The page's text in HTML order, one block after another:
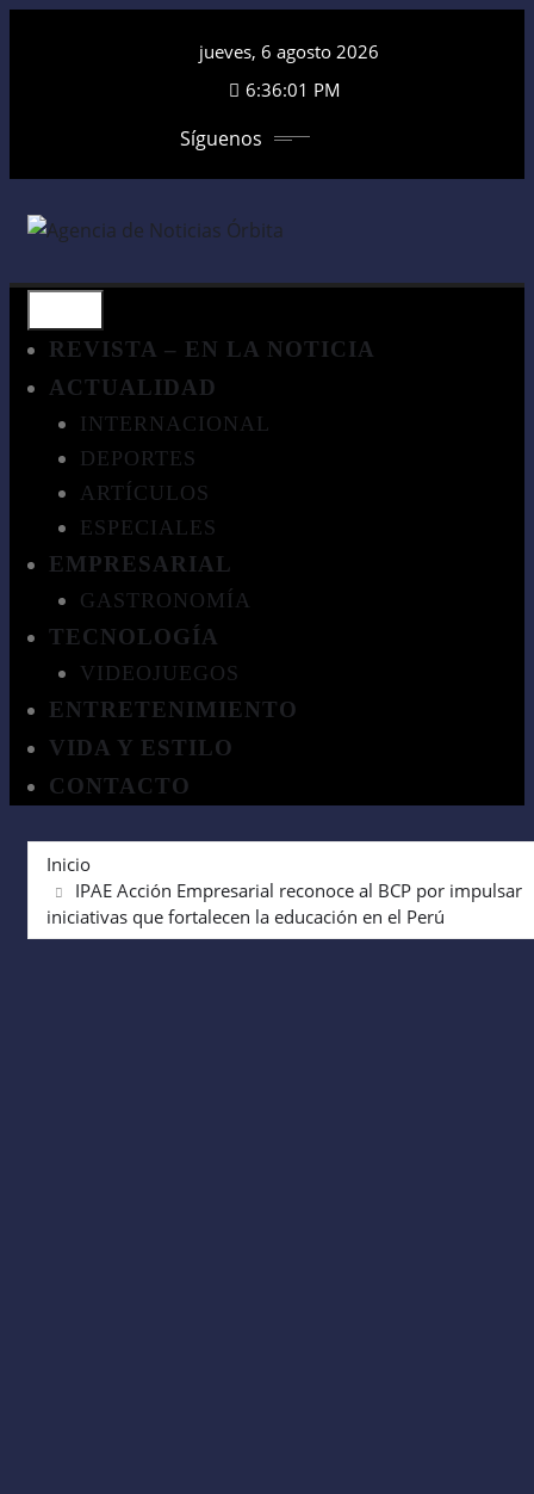
jueves, 6 agosto 2026
6:36:02 PM
Síguenos
REVISTA – EN LA NOTICIA
ACTUALIDAD
INTERNACIONAL
DEPORTES
ARTÍCULOS
ESPECIALES
EMPRESARIAL
GASTRONOMÍA
TECNOLOGÍA
VIDEOJUEGOS
ENTRETENIMIENTO
VIDA Y ESTILO
CONTACTO
Inicio
IPAE Acción Empresarial reconoce al BCP por impulsar
iniciativas que fortalecen la educación en el Perú